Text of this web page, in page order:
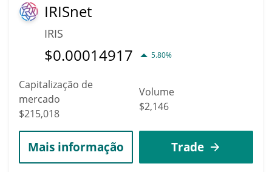
IRISnet
IRIS
$0.00014917 5.80%
Capitalização de
mercado
$215,018
Volume
$2,146
Mais informação Trade